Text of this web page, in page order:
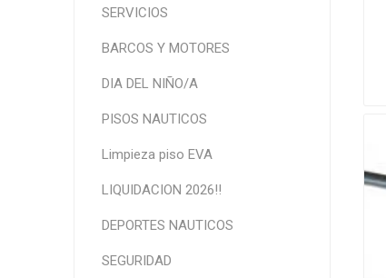
SERVICIOS
BARCOS Y MOTORES
DIA DEL NIÑO/A
PISOS NAUTICOS
Limpieza piso EVA
LIQUIDACION 2026!!
DEPORTES NAUTICOS
SEGURIDAD